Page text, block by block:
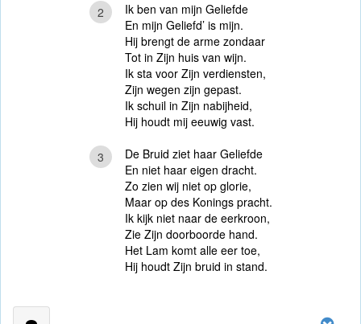
2
Ik ben van mijn Geliefde
En mijn Geliefd’ is mijn.
Hij brengt de arme zondaar
Tot in Zijn huis van wijn.
Ik sta voor Zijn verdiensten,
Zijn wegen zijn gepast.
Ik schuil in Zijn nabijheid,
Hij houdt mij eeuwig vast.
3
De Bruid ziet haar Geliefde
En niet haar eigen dracht.
Zo zien wij niet op glorie,
Maar op des Konings pracht.
Ik kijk niet naar de eerkroon,
Zie Zijn doorboorde hand.
Het Lam komt alle eer toe,
Hij houdt Zijn bruid in stand.